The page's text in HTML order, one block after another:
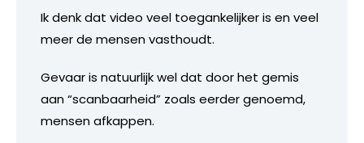
Ik denk dat video veel toegankelijker is en veel
meer de mensen vasthoudt.
Gevaar is natuurlijk wel dat door het gemis
aan “scanbaarheid” zoals eerder genoemd,
mensen afkappen.